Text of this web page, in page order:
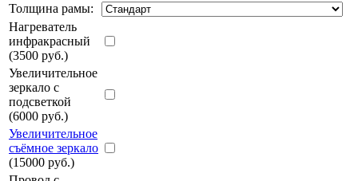
Толщина рамы:
Нагреватель
инфракрасный
(3500 руб.)
Увеличительное
зеркало с
подсветкой
(6000 руб.)
Увеличительное
съёмное зеркало
(15000 руб.)